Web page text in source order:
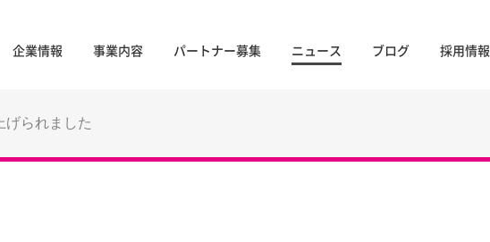
企業情報 事業内容 パートナー募集 ニュース ブログ 採用情報
げられました